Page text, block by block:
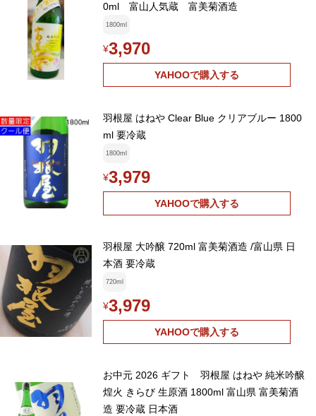
0ml 富山人気蔵 富美菊酒造
1800ml
¥3,970
YAHOOで購入する
羽根屋 はねや Clear Blue クリアブルー 1800
ml 要冷蔵
1800ml
¥3,979
YAHOOで購入する
羽根屋 大吟醸 720ml 富美菊酒造 /富山県 日
本酒 要冷蔵
720ml
¥3,979
YAHOOで購入する
お中元 2026 ギフト 羽根屋 はねや 純米吟醸
煌火 きらび 生原酒 1800ml 富山県 富美菊酒
造 要冷蔵 日本酒